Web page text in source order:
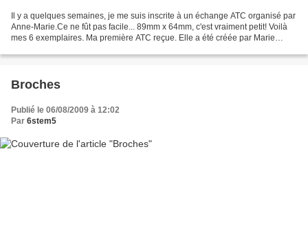
Il y a quelques semaines, je me suis inscrite à un échange ATC organisé par
Anne-Marie.Ce ne fût pas facile... 89mm x 64mm, c'est vraiment petit! Voilà
mes 6 exemplaires. Ma première ATC reçue. Elle a été créée par Marie
Broches
Publié le 06/08/2009 à 12:02
Par 6stem5